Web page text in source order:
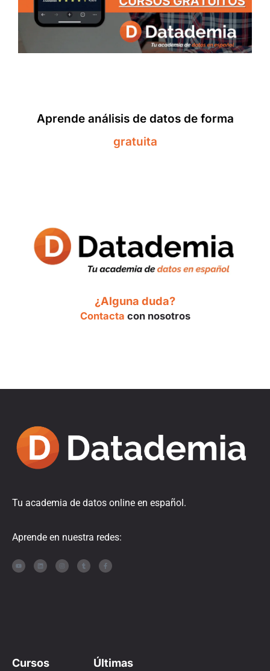
Aprende análisis de datos de forma
gratuita
¿Alguna duda?
Contacta con nosotros
Tu academia de datos online en español.
Aprende en nuestra redes:
Cursos
Últimas